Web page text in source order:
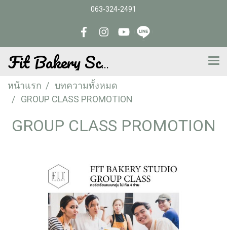
063-324-2491
Fit Bakery School
หน้าแรก
บทความทั้งหมด
GROUP CLASS PROMOTION
GROUP CLASS PROMOTION